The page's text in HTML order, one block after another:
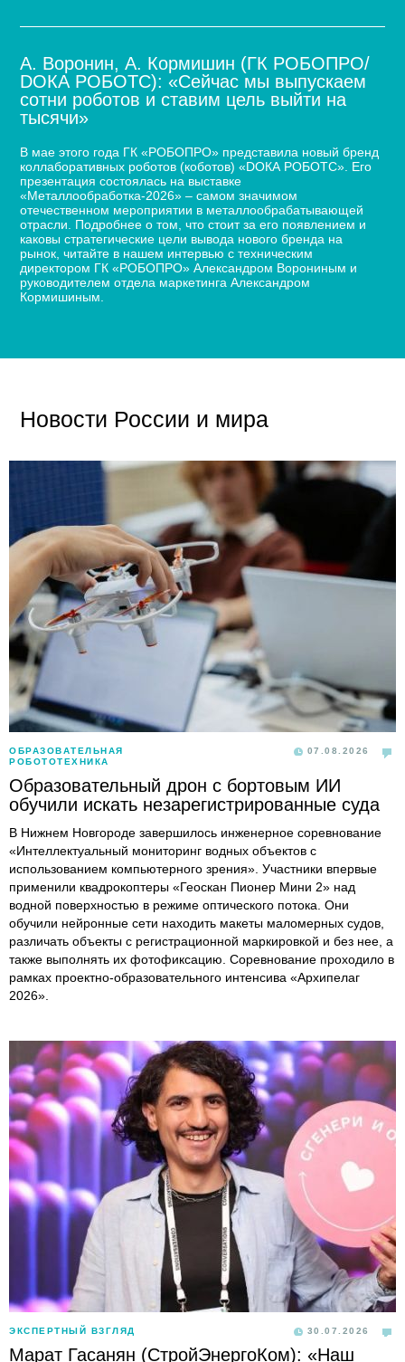
А. Воронин, А. Кормишин (ГК РОБОПРО/
DOКА РОБОТС): «Сейчас мы выпускаем
сотни роботов и ставим цель выйти на
тысячи»
В мае этого года ГК «РОБОПРО» представила новый бренд
коллаборативных роботов (коботов) «DОКА РОБОТС». Его
презентация состоялась на выставке
«Металлообработка-2026» – самом значимом
отечественном мероприятии в металлообрабатывающей
отрасли. Подробнее о том, что стоит за его появлением и
каковы стратегические цели вывода нового бренда на
рынок, читайте в нашем интервью с техническим
директором ГК «РОБОПРО» Александром Ворониным и
руководителем отдела маркетинга Александром
Кормишиным.
Новости России и мира
ОБРАЗОВАТЕЛЬНАЯ
РОБОТОТЕХНИКА
07.08.2026
Образовательный дрон с бортовым ИИ
обучили искать незарегистрированные суда
В Нижнем Новгороде завершилось инженерное соревнование
«Интеллектуальный мониторинг водных объектов с
использованием компьютерного зрения». Участники впервые
применили квадрокоптеры «Геоскан Пионер Мини 2» над
водной поверхностью в режиме оптического потока. Они
обучили нейронные сети находить макеты маломерных судов,
различать объекты с регистрационной маркировкой и без нее, а
также выполнять их фотофиксацию. Соревнование проходило в
рамках проектно-образовательного интенсива «Архипелаг
2026».
ЭКСПЕРТНЫЙ ВЗГЛЯД 30.07.2026
Марат Гасанян (СтройЭнергоКом): «Наш